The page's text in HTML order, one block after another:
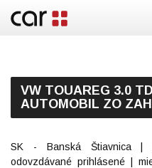
VW TOUAREG 3.0
AUTOMOBIL ZO
SK - Banská Štiavnica |
odovzdávané prihlásené |